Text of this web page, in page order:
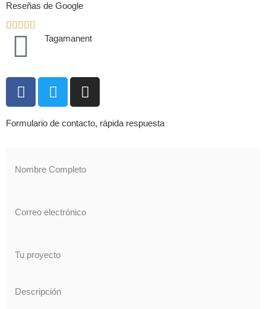
Reseñas de Google
Tagamanent
Formulario de contacto, rápida respuesta